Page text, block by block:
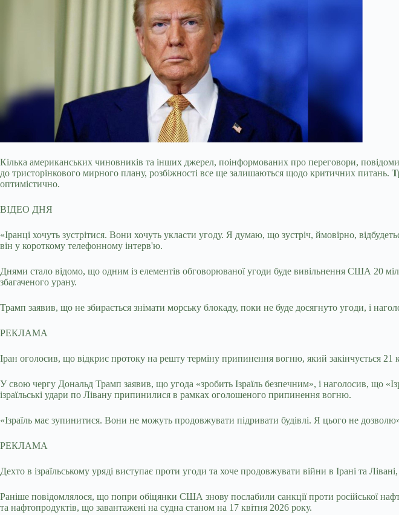
Кілька американських чиновників та інших джерел, поінформованих про переговори,
до тристорінкового мирного плану, розбіжності все ще залишаються щодо критичних питань.
оптимістично.
ВІДЕО ДНЯ
«Іранці хочуть зустрітися. Вони хочуть укласти угоду. Я думаю, що зустріч, ймовірно,
він у короткому телефонному інтерв'ю.
Днями стало відомо, що одним із елементів обговорюваної угоди буде вивільнення США 20
збагаченого урану.
Трамп заявив, що не збирається знімати морську блокаду, поки не буде досягнуто угоди, і
РЕКЛАМА
Іран оголосив, що відкриє протоку на решту терміну припинення вогню, який закінчується
У свою чергу Дональд Трамп заявив, що угода «зробить Ізраїль безпечним», і наголосив, що
ізраїльські удари по Лівану припинилися в рамках оголошеного припинення вогню.
«Ізраїль має зупинитися. Вони не можуть продовжувати підривати будівлі. Я цього не
РЕКЛАМА
Дехто в ізраїльському уряді виступає проти угоди та хоче продовжувати війни в Ірані та
Раніше повідомлялося, що попри обіцянки США знову послабили санкції проти російської
та нафтопродуктів, що завантажені на судна станом на 17 квітня 2026 року.